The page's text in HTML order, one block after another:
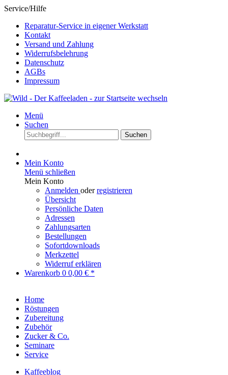
Service/Hilfe
Reparatur-Service in eigener Werkstatt
Kontakt
Versand und Zahlung
Widerrufsbelehrung
Datenschutz
AGBs
Impressum
Menü
Suchen
Suchen
Mein Konto
Menü schließen
Mein Konto
Anmelden oderregistrieren
Übersicht
Persönliche Daten
Adressen
Zahlungsarten
Bestellungen
Sofortdownloads
Merkzettel
Widerruf erklären
Warenkorb 0 0,00 € *
Home
Röstungen
Zubereitung
Zubehör
Zucker & Co.
Seminare
Service
Kaffeeblog